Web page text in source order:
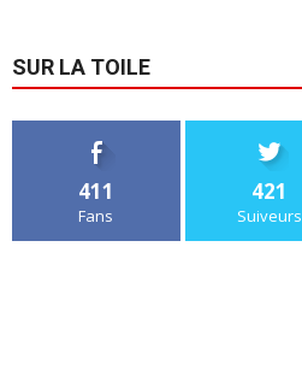
SUR LA TOILE
411
Fans
421
Suiveurs